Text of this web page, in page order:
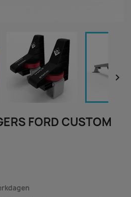

FORD CUSTOM